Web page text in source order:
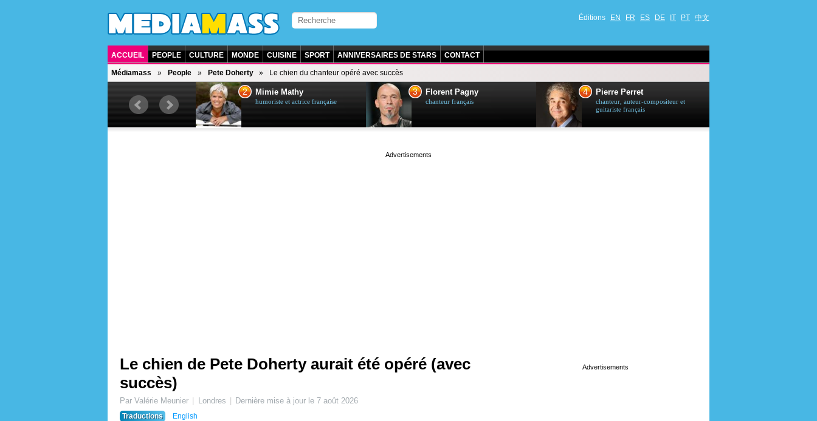
Éditions EN FR ES DE IT PT 中文
ACCUEIL PEOPLE CULTURE MONDE CUISINE SPORT ANNIVERSAIRES DE STARS CONTACT
Médiamass People Pete Doherty Le chien du chanteur opéré avec succès
chanteuse québécoise
2 Mimie Mathy
humoriste et actrice française
3 Florent Pagny
chanteur français
4 Pierre Perret
chanteur, auteur-compositeur et
guitariste français
Le chien de Pete Doherty aurait été opéré (avec
succès)
Par Valérie Meunier Londres Dernière mise à jour le 7 août 2026
Traductions
English